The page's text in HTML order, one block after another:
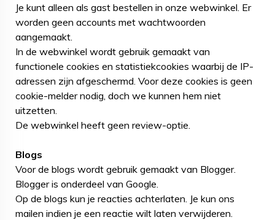
Je kunt alleen als gast bestellen in onze webwinkel. Er
worden geen accounts met wachtwoorden
aangemaakt.
In de webwinkel wordt gebruik gemaakt van
functionele cookies en statistiekcookies waarbij de IP-
adressen zijn afgeschermd. Voor deze cookies is geen
cookie-melder nodig, doch we kunnen hem niet
uitzetten.
De webwinkel heeft geen review-optie.
Blogs
Voor de blogs wordt gebruik gemaakt van Blogger.
Blogger is onderdeel van Google.
Op de blogs kun je reacties achterlaten. Je kun ons
mailen indien je een reactie wilt laten verwijderen.